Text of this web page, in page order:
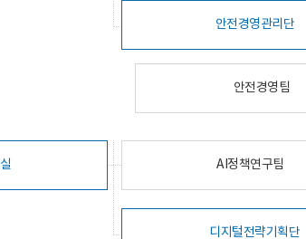
안전경영관리단
안전경영팀
AI정책연구팀
디지털전략기획단